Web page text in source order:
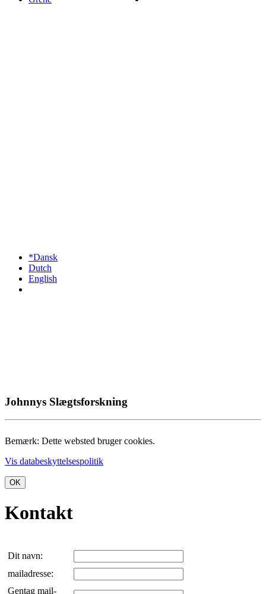
*Dansk
Dutch
English
Johnnys Slægtsforskning
Bemærk: Dette websted bruger cookies.
Vis databeskyttelsespolitik
OK
Kontakt
Dit navn:
mailadresse:
Gentag mail-